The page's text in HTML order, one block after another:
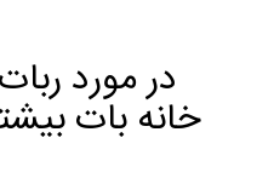
در مورد
خانه بات